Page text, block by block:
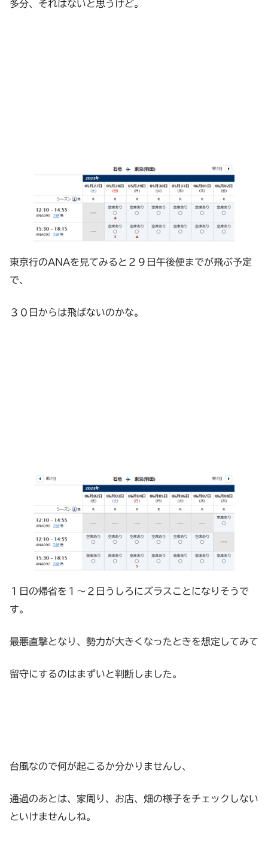
多分、それはないと思うけど。
東京行のANAを見てみると２９日午後便までが飛ぶ予定
で、
３０日からは飛ばないのかな。
１日の帰省を１～２日うしろにズラスことになりそうで
す。
最悪直撃となり、勢力が大きくなったときを想定してみて
留守にするのはまずいと判断しました。
台風なので何が起こるか分かりませんし、
通過のあとは、家周り、お店、畑の様子をチェックしない
といけませんしね。